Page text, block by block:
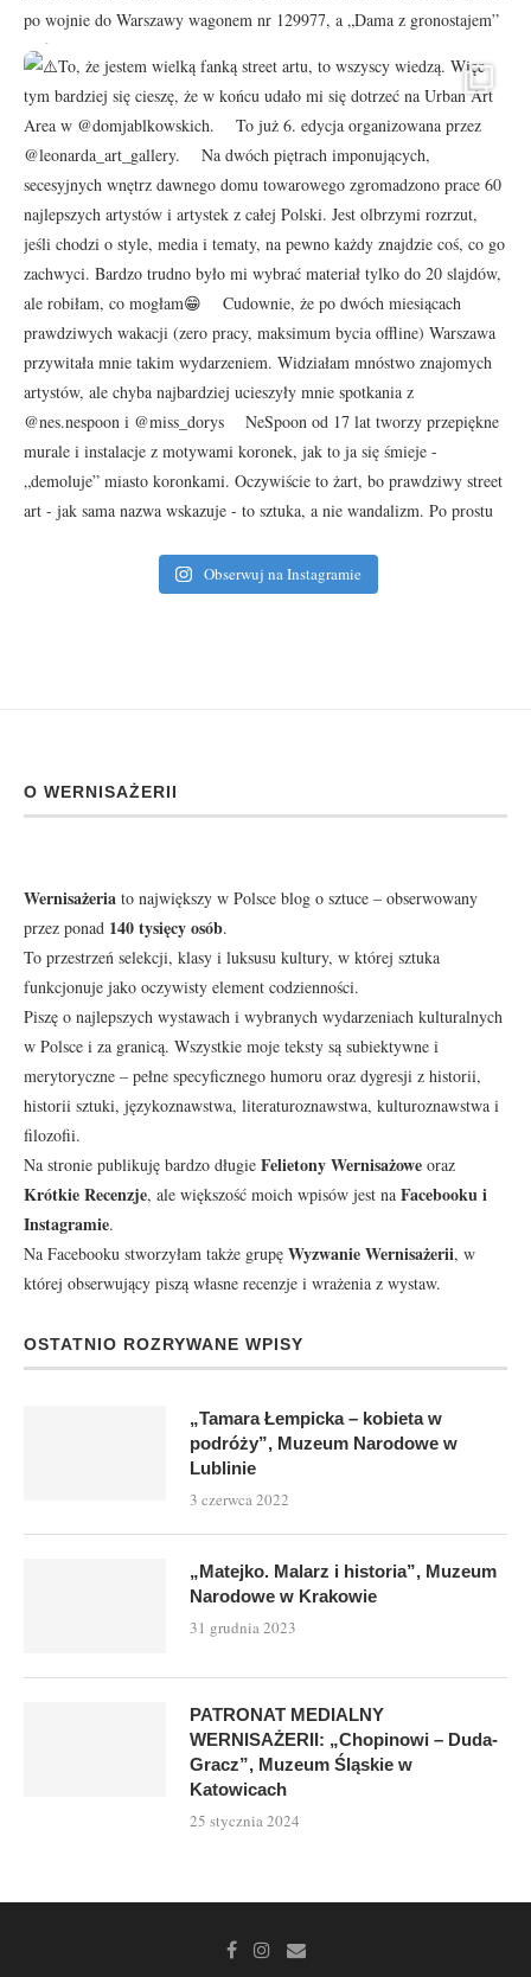
Obserwuj na Instagramie
O WERNISAŻERII
Wernisażeria to największy w Polsce blog o sztuce – obserwowany
przez ponad 140 tysięcy osób.
To przestrzeń selekcji, klasy i luksusu kultury, w której sztuka
funkcjonuje jako oczywisty element codzienności.
Piszę o najlepszych wystawach i wybranych wydarzeniach kulturalnych
w Polsce i za granicą. Wszystkie moje teksty są subiektywne i
merytoryczne – pełne specyficznego humoru oraz dygresji z historii,
historii sztuki, językoznawstwa, literaturoznawstwa, kulturoznawstwa i
filozofii.
Na stronie publikuję bardzo długie Felietony Wernisażowe oraz
Krótkie Recenzje, ale większość moich wpisów jest na Facebookui
Instagramie.
Na Facebooku stworzyłam także grupę Wyzwanie Wernisażerii, w
której obserwujący piszą własne recenzje i wrażenia z wystaw.
OSTATNIO ROZRYWANE WPISY
„Tamara Łempicka – kobieta w
podróży”, Muzeum Narodowe w
Lublinie
3 czerwca 2022
„Matejko. Malarz i historia”, Muzeum
Narodowe w Krakowie
31 grudnia 2023
PATRONAT MEDIALNY
WERNISAŻERII: „Chopinowi – Duda-
Gracz”, Muzeum Śląskie w
Katowicach
25 stycznia 2024